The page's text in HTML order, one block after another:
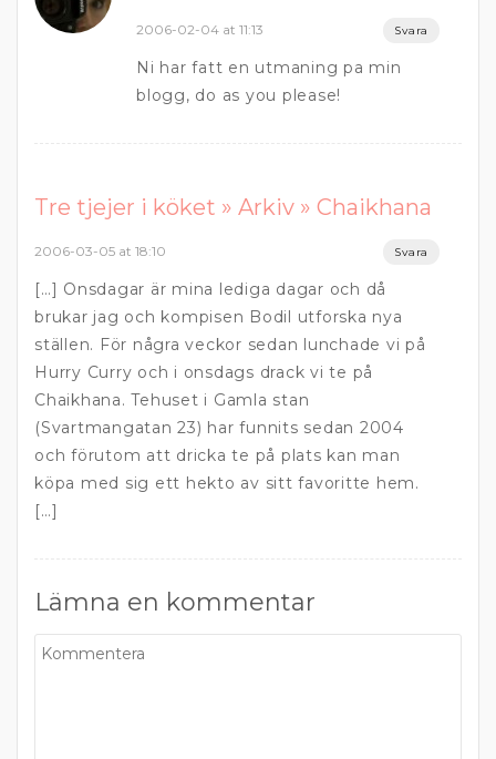
2006-02-04 at 11:13 Svara
Ni har fatt en utmaning pa min
blogg, do as you please!
Tre tjejer i köket » Arkiv » Chaikhana
2006-03-05 at 18:10 Svara
[…] Onsdagar är mina lediga dagar och då
brukar jag och kompisen Bodil utforska nya
ställen. För några veckor sedan lunchade vi på
Hurry Curry och i onsdags drack vi te på
Chaikhana. Tehuset i Gamla stan
(Svartmangatan 23) har funnits sedan 2004
och förutom att dricka te på plats kan man
köpa med sig ett hekto av sitt favoritte hem.
[…]
Lämna en kommentar